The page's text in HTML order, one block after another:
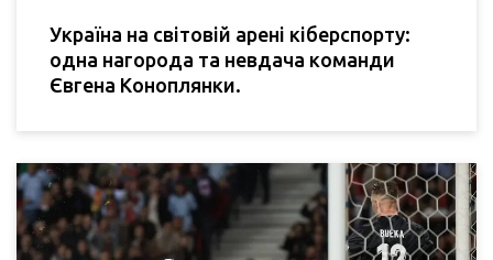
Україна на світовій арені кіберспорту:
одна нагорода та невдача команди
Євгена Коноплянки.